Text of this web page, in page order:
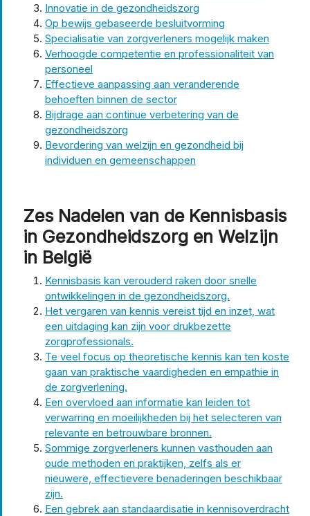
Innovatie in de gezondheidszorg
Op bewijs gebaseerde besluitvorming
Specialisatie van zorgverleners mogelijk maken
Verhoogde competentie en professionaliteit van
personeel
Effectieve aanpassing aan veranderende
behoeften binnen de sector
Bijdrage aan continue verbetering van de
gezondheidszorg
Bevordering van welzijn en gezondheid bij
individuen en gemeenschappen
Zes Nadelen van de Kennisbasis
in Gezondheidszorg en Welzijn
in België
Kennisbasis kan verouderd raken door snelle
ontwikkelingen in de gezondheidszorg.
Het vergaren van kennis vereist tijd en inzet, wat
een uitdaging kan zijn voor drukbezette
zorgprofessionals.
Te veel focus op theoretische kennis kan ten koste
gaan van praktische vaardigheden en empathie in
de zorgverlening.
Een overvloed aan informatie kan leiden tot
verwarring en moeilijkheden bij het selecteren van
relevante en betrouwbare bronnen.
Sommige zorgverleners kunnen vasthouden aan
oude methoden en praktijken, zelfs als er
nieuwere, effectievere benaderingen beschikbaar
zijn.
Een gebrek aan standaardisatie in kennisoverdracht